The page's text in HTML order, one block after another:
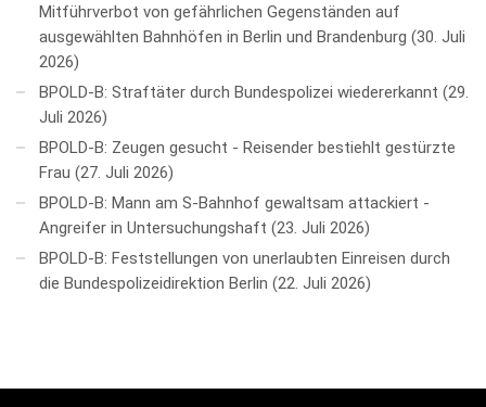
Mitführverbot von gefährlichen Gegenständen auf
ausgewählten Bahnhöfen in Berlin und Brandenburg 30. Juli
2026
BPOLD-B: Straftäter durch Bundespolizei wiedererkannt
29.
Juli 2026
BPOLD-B: Zeugen gesucht - Reisender bestiehlt gestürzte
Frau
27. Juli 2026
BPOLD-B: Mann am S-Bahnhof gewaltsam attackiert -
Angreifer in Untersuchungshaft
23. Juli 2026
BPOLD-B: Feststellungen von unerlaubten Einreisen durch
die Bundespolizeidirektion Berlin
22. Juli 2026